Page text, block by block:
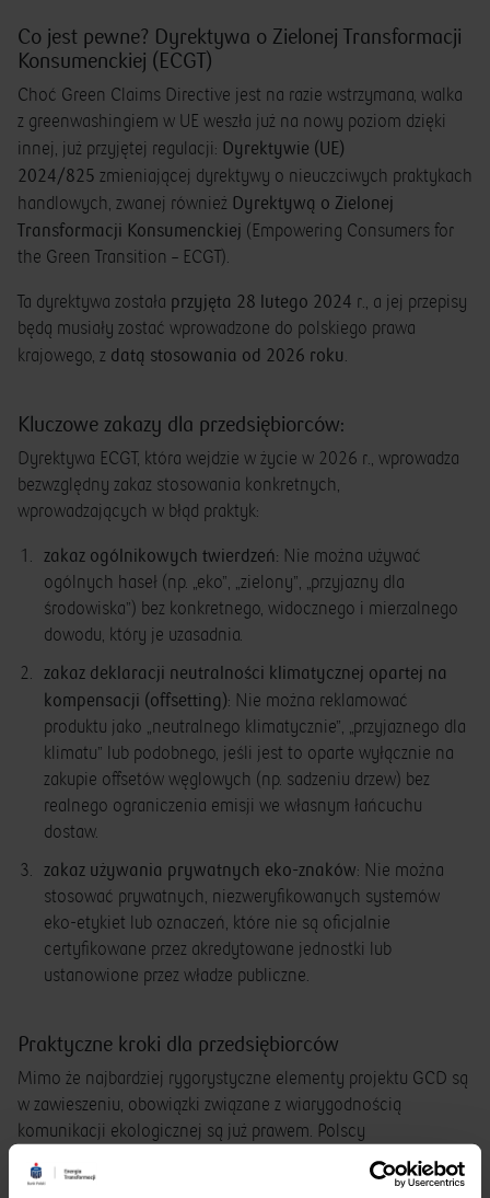
Co jest pewne? Dyrektywa o Zielonej Transformacji
Konsumenckiej (ECGT)
Choć Green Claims Directive jest na razie wstrzymana, walka
z greenwashingiem w UE weszła już na nowy poziom dzięki
innej, już przyjętej regulacji: Dyrektywie (UE)
2024/825 zmieniającej dyrektywy o nieuczciwych praktykach
handlowych, zwanej również Dyrektywą o Zielonej
Transformacji Konsumenckiej (Empowering Consumers for
the Green Transition – ECGT).
Ta dyrektywa została przyjęta 28 lutego 2024 r., a jej przepisy
będą musiały zostać wprowadzone do polskiego prawa
krajowego, z datą stosowania od 2026 roku.
Kluczowe zakazy dla przedsiębiorców:
Dyrektywa ECGT, która wejdzie w życie w 2026 r., wprowadza
bezwzględny zakaz stosowania konkretnych,
wprowadzających w błąd praktyk:
zakaz ogólnikowych twierdzeń: Nie można używać
ogólnych haseł (np. „eko”, „zielony”, „przyjazny dla
środowiska”) bez konkretnego, widocznego i mierzalnego
dowodu, który je uzasadnia.
zakaz deklaracji neutralności klimatycznej opartej na
kompensacji (offsetting): Nie można reklamować
produktu jako „neutralnego klimatycznie”, „przyjaznego dla
klimatu” lub podobnego, jeśli jest to oparte wyłącznie na
zakupie offsetów węglowych (np. sadzeniu drzew) bez
realnego ograniczenia emisji we własnym łańcuchu
dostaw.
zakaz używania prywatnych eko-znaków: Nie można
stosować prywatnych, niezweryfikowanych systemów
eko-etykiet lub oznaczeń, które nie są oficjalnie
certyfikowane przez akredytowane jednostki lub
ustanowione przez władze publiczne.
Praktyczne kroki dla przedsiębiorców
Mimo że najbardziej rygorystyczne elementy projektu GCD są
w zawieszeniu, obowiązki związane z wiarygodnością
komunikacji ekologicznej są już prawem. Polscy
przedsiębiorcy, stosujący komunikację B2C (skierowaną do
konsumentów), powinni natychmiast podjąć następujące